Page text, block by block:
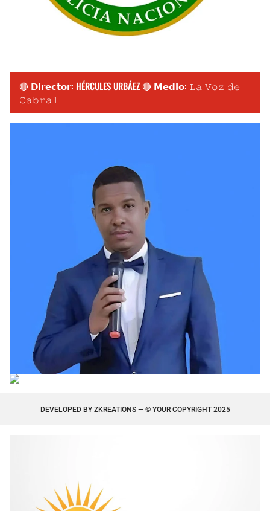
🔴 𝗗𝗶𝗿𝗲𝗰𝘁𝗼𝗿: HÉRCULES URBÁEZ 🔴 𝗠𝗲𝗱𝗶𝗼: 𝙻𝚊 𝚅𝚘𝚣 𝚍𝚎
𝙲𝚊𝚋𝚛𝚊𝚕
DEVELOPED BY ZKREATIONS— © YOUR COPYRIGHT 2025